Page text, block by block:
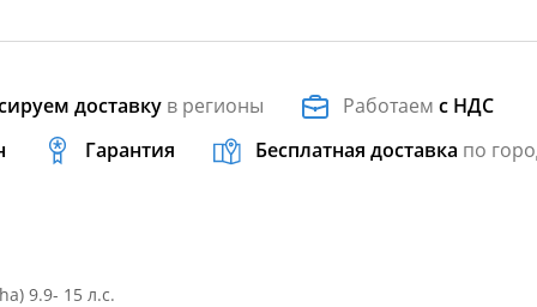
доставку в регионы Работаемс НДС
Гарантия Бесплатная доставка по
9.9- 15 л.с.